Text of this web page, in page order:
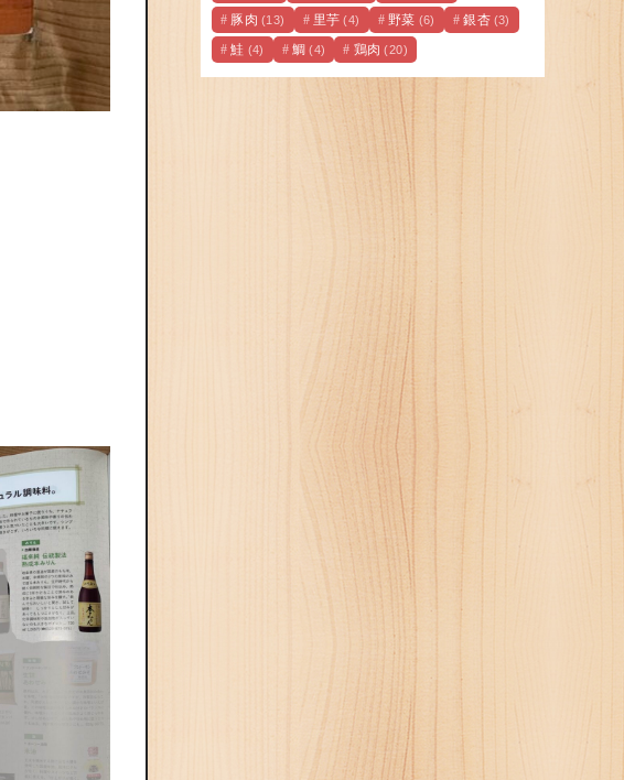
豚肉 (13) 里芋 (4) 野菜 (6) 銀杏 (3)
鮭 (4) 鯛 (4) 鶏肉 (20)